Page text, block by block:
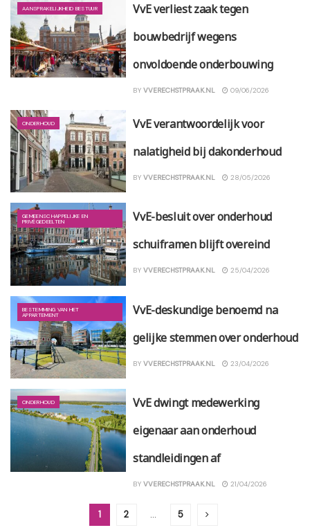
AANSPRAKELIJKHEID BESTUUR
VvE verliest zaak tegen
bouwbedrijf wegens
onvoldoende onderbouwing
BY VVERECHSTPRAAK.NL 09/06/2026
ONDERHOUD
VvE verantwoordelijk voor
nalatigheid bij dakonderhoud
BY VVERECHSTPRAAK.NL 28/05/2026
GEMEENSCHAPPELIJKE EN
PRIVÉGEDEELTEN
VvE-besluit over onderhoud
schuiframen blijft overeind
BY VVERECHSTPRAAK.NL 25/04/2026
BESTEMMING VAN HET
APPARTEMENT
VvE-deskundige benoemd na
gelijke stemmen over onderhoud
BY VVERECHSTPRAAK.NL 23/04/2026
ONDERHOUD
VvE dwingt medewerking
eigenaar aan onderhoud
standleidingen af
BY VVERECHSTPRAAK.NL 21/04/2026
1 2 … 5